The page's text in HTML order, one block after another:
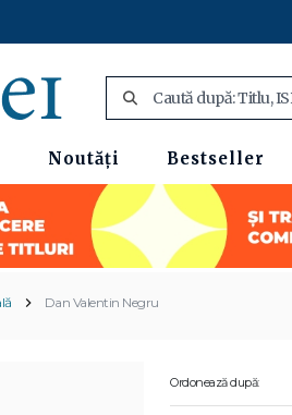
Noutăți Bestseller
Dan Valentin Negru
Ordonează după: